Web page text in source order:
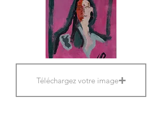
Téléchargez votre image